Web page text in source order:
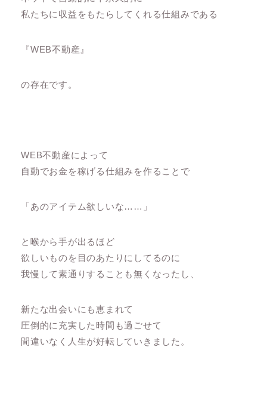
私たちに収益をもたらしてくれる仕組みである
『WEB不動産』
の存在です。
WEB不動産によって
自動でお金を稼げる仕組みを作ることで
「あのアイテム欲しいな……」
と喉から手が出るほど
欲しいものを目のあたりにしてるのに
我慢して素通りすることも無くなったし、
新たな出会いにも恵まれて
圧倒的に充実した時間も過ごせて
間違いなく人生が好転していきました。